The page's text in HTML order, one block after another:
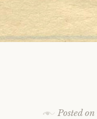
Posted on